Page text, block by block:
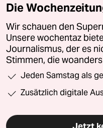
Die
Wir schauen den
Unsere wochentaz
Journalismus, der es
Stimmen, die
Jeden Samstag als
Zusätzlich digitale